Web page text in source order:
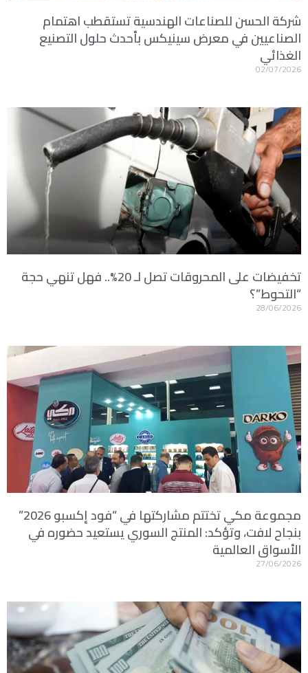
شركة الحسن للصناعات الهندسية تستقطب اهتمام
الصناعيين في معرض سينيكس بأحدث حلول التصنيع
الغذائي
02/07/2026
تخفيضات على المحروقات تصل لـ 20%.. فهل تنهي حجة
“التحوط”؟
28/06/2026
مجموعة مكي تختتم مشاركتها في “فود إكسبو 2026”
بنجاح لافت، وتؤكد: المنتج السوري يستعيد حضوره في
الأسواق العالمية
27/06/2026